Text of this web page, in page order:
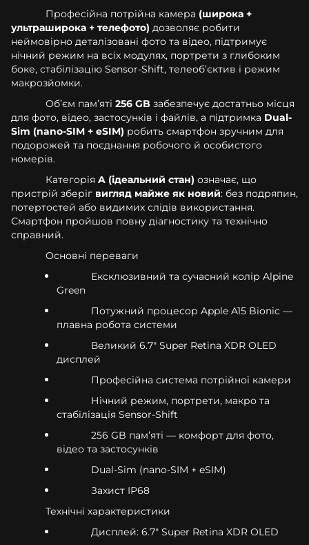
Професійна потрійна камера (широка +
ультраширока + телефото) дозволяє робити
неймовірно деталізовані фото та відео, підтримує
нічний режим на всіх модулях, портрети з глибоким
боке, стабілізацію Sensor-Shift, телеоб’єктив і режим
макрозйомки.
Обʼєм памʼяті 256 GB забезпечує достатньо місця
для фото, відео, застосунків і файлів, а підтримка Dual-
Sim (nano-SIM + eSIM) робить смартфон зручним для
подорожей та поєднання робочого й особистого
номерів.
Категорія A (ідеальний стан) означає, що
пристрій зберіг вигляд майже як новий: без подряпин,
потертостей або видимих слідів використання.
Смартфон пройшов повну діагностику та технічно
справний.
Основні переваги
Ексклюзивний та сучасний колір Alpine
Green
Потужний процесор Apple A15 Bionic —
плавна робота системи
Великий 6.7" Super Retina XDR OLED
дисплей
Професійна система потрійної камери
Нічний режим, портрети, макро та
стабілізація Sensor-Shift
256 GB памʼяті — комфорт для фото,
відео та застосунків
Dual-Sim (nano-SIM + eSIM)
Захист IP68
Технічні характеристики
Дисплей: 6.7" Super Retina XDR OLED